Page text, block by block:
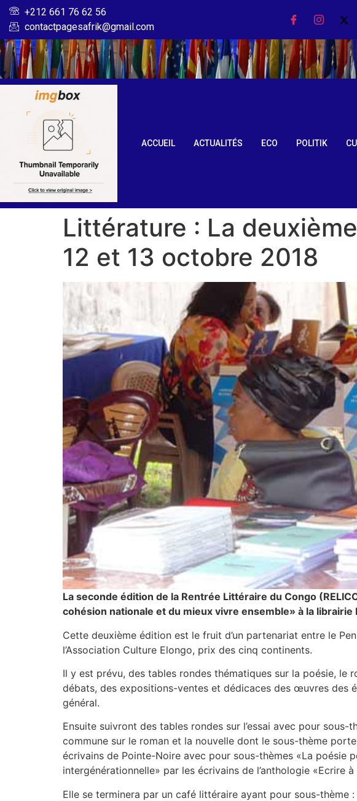
+212 661 76 62 56
contactpagesafrik@gmail.com
ACCUEIL ACTUALITÉS ECO POLITIK
Littérature : La
12 et 13 octobre 2018
La seconde édition de la Rentrée Littéraire du Congo
cohésion nationale et du mieux vivre ensemble» à la librairie
Cette deuxième édition est le fruit d’un partenariat entre le
l’Association Culture Elongo, prix des cinq continents.
Il y est prévu, des tables rondes thématiques sur la poésie, le
débats, des expositions-ventes et dédicaces des œuvres des
général.
Ensuite suivront des tables rondes sur l’essai avec pour sous-
commune sur le roman et la nouvelle dont le sous-thème
écrivains de Pointe-Noire avec pour sous-thèmes «La poésie
intergénérationnelle» par les écrivains de l’anthologie «Ecrire
Elle se terminera par un café littéraire ayant pour sous-thème